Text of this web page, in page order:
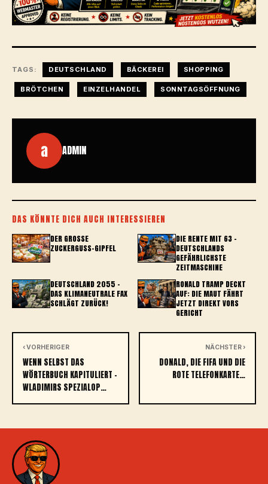
TAGS: DEUTSCHLAND BÄCKEREI SHOPPING
BRÖTCHEN EINZELHANDEL SONNTAGSÖFFNUNG
a ADMIN
DAS KÖNNTE DICH AUCH INTERESSIEREN
DER GROSSE Z
UCKERGUSS-GIPFEL
DIE RENTE MIT 63 –
DEUTSCHLANDS
GEFÄHRLICHSTE
ZEITMASCHINE
DEUTSCHLAND 2055 –
DAS KLIMANEUTRALE FAX
SCHLÄGT ZURÜCK!
RONALD TRAMP DECKT
AUF: DIE MAUT FÄHRT
JETZT DIREKT VORS
GERICHT
‹ VORHERIGER
WENN SELBST DAS
WÖRTERBUCH KAPITULIERT -
WLADIMIRS SPEZIALOP…
NÄCHSTER ›
DONALD, DIE FIFA UND DIE
ROTE TELEFONKARTE…